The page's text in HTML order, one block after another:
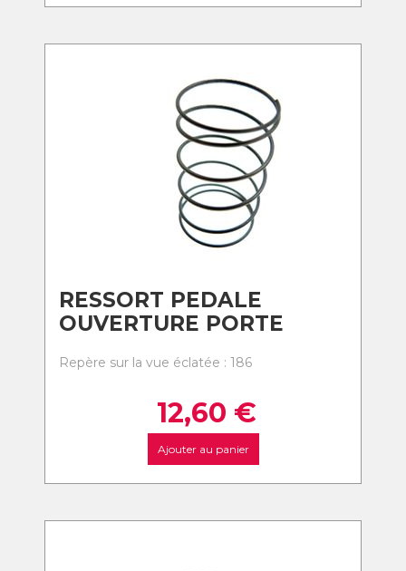
RESSORT PEDALE
OUVERTURE PORTE
Repère sur la vue éclatée : 186
12,60 €
Ajouter au panier